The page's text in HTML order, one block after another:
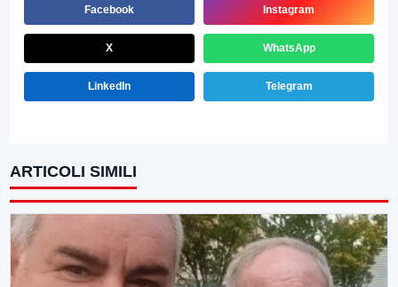
Facebook Instagram
X WhatsApp
LinkedIn Telegram
ARTICOLI SIMILI